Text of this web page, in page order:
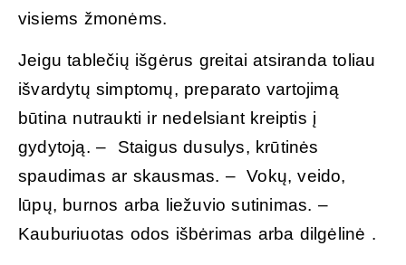
visiems žmonėms.
Jeigu tablečių išgėrus greitai atsiranda toliau
išvardytų simptomų, preparato vartojimą
būtina nutraukti ir nedelsiant kreiptis į
gydytoją. – Staigus dusulys, krūtinės
spaudimas ar skausmas. – Vokų, veido,
lūpų, burnos arba liežuvio sutinimas. –
Kauburiuotas odos išbėrimas arba dilgėlinė .